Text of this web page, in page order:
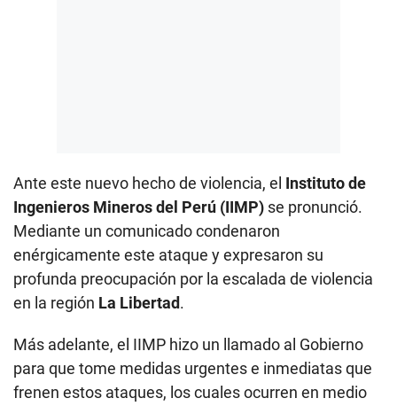
Ante este nuevo hecho de violencia, el Instituto de
Ingenieros Mineros del Perú (IIMP) se pronunció.
Mediante un comunicado condenaron
enérgicamente este ataque y expresaron su
profunda preocupación por la escalada de violencia
en la región La Libertad.
Más adelante, el IIMP hizo un llamado al Gobierno
para que tome medidas urgentes e inmediatas que
frenen estos ataques, los cuales ocurren en medio